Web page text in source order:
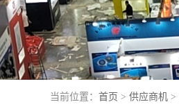
当前位置： 首页 > 供应商机 >